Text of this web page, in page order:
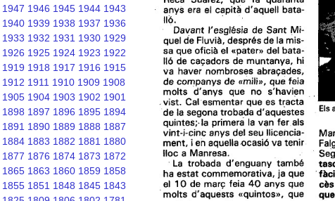
1947 1946 1945 1944 1943
1940 1939 1938 1937 1936
1933 1932 1931 1930 1929
1926 1925 1924 1923 1922
1919 1918 1917 1916 1915
1912 1911 1910 1909 1908
1905 1904 1903 1902 1901
1898 1897 1896 1895 1894
1891 1890 1889 1888 1887
1884 1883 1882 1881 1880
1877 1876 1874 1873 1872
1865 1863 1860 1859 1858
1855 1851 1848 1845 1843